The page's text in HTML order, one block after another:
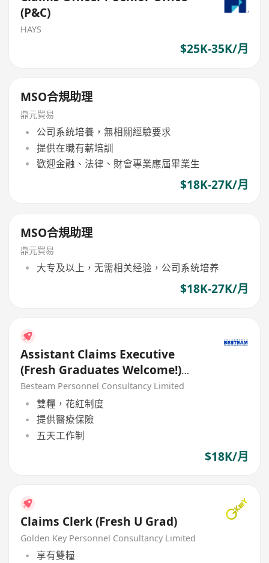
(P&C)
HAYS
$25K-35K/月
MSO合規助理
鼎元貿易
公司系統培養，無相關經驗要求
提供在職有薪培訓
歡迎金融、法律、財會專業應屆畢業生
$18K-27K/月
MSO合規助理
鼎元貿易
大专及以上，无需相关经验，公司系统培养
$18K-27K/月
Assistant Claims Executive
(Fresh Graduates Welcome!)
18K
Besteam Personnel Consultancy Limited
雙糧，花紅制度
提供醫療保險
五天工作制
$18K/月
Claims Clerk (Fresh U Grad)
Golden Key Personnel Consultancy Limited
享有雙糧